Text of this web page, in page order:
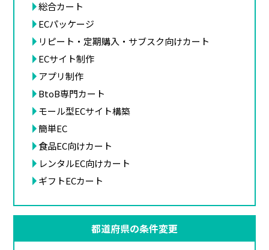
総合カート
ECパッケージ
リピート・定期購入・サブスク向けカート
ECサイト制作
アプリ制作
BtoB専門カート
モール型ECサイト構築
簡単EC
食品EC向けカート
レンタルEC向けカート
ギフトECカート
都道府県の条件変更